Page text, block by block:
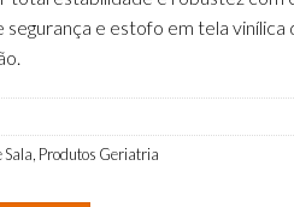
e estofo em tela vinílica
Sala Produtos Geriatria